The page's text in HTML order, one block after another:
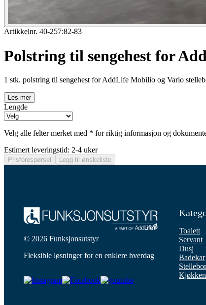
Artikkelnr. 40-257:82-83
Polstring til sengehest for
1 stk. polstring til sengehest for AddLife Mobilio og Vario
Les mer
Lengde
Velg alle felter merket med * for riktig informasjon og
Estimert leveringstid: 2-4 uker
Prisforespørsel Legg til ønskeliste
© 2026 Funksjonsutstyr
Fleksible løsninger for en enklere hverdag
Toalett
Servant
Dusj
Badekar
Kjøkken